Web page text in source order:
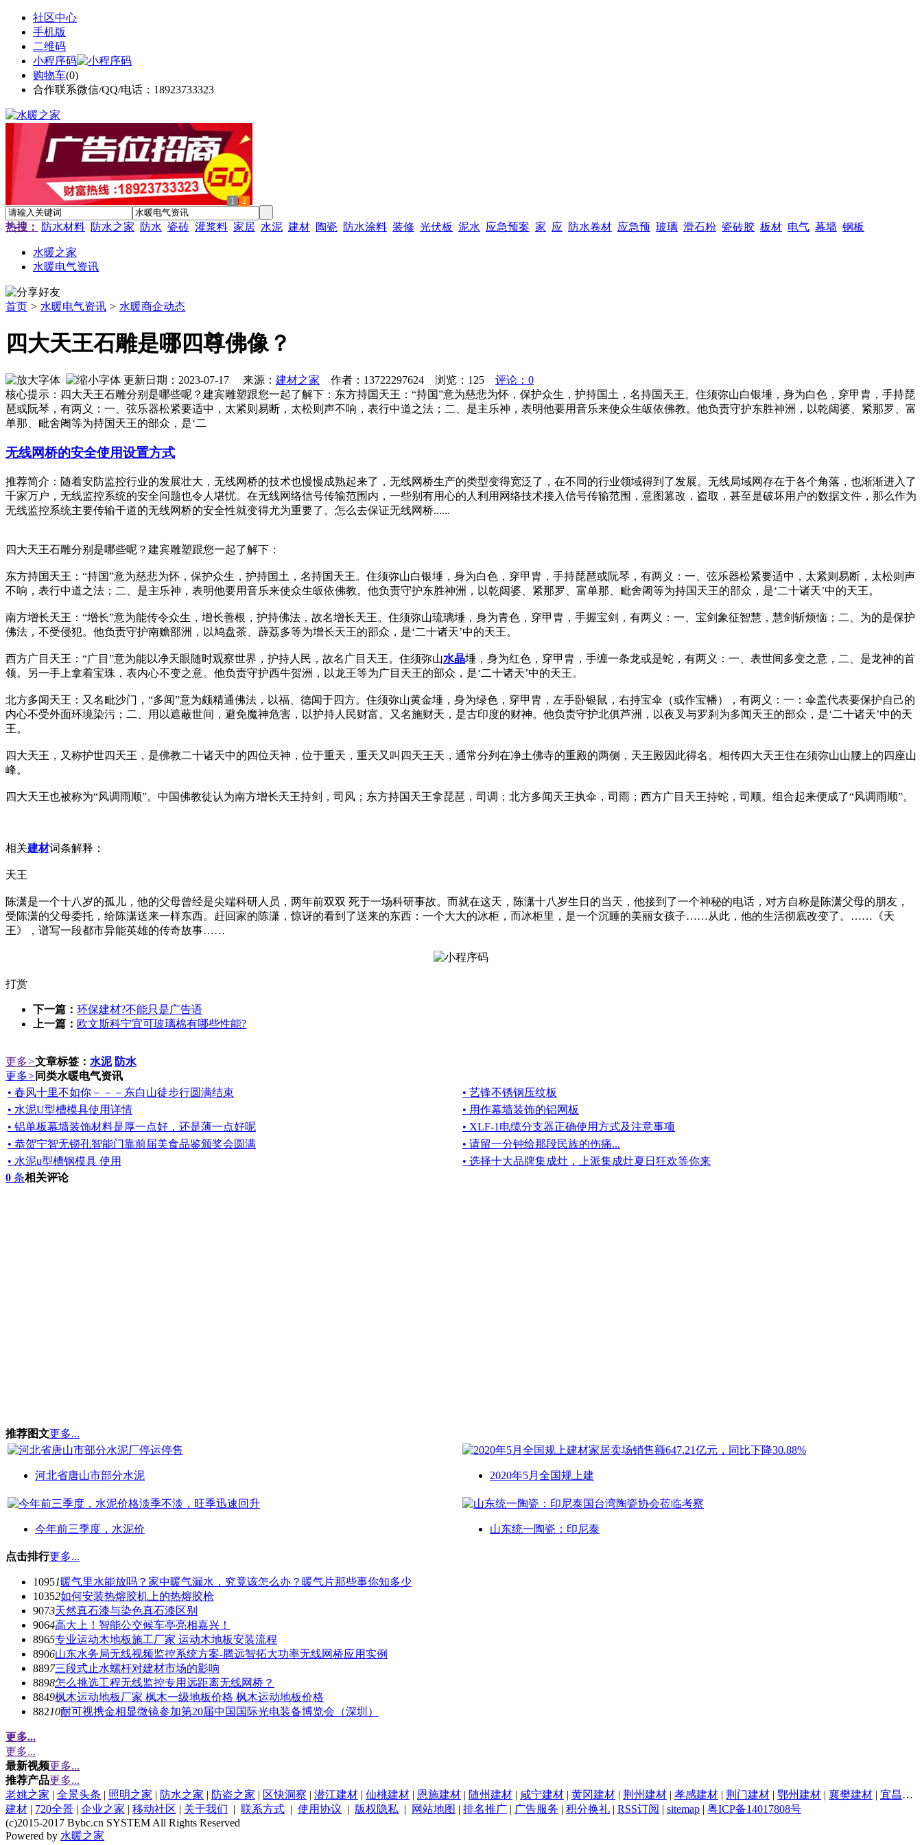
社区中心
手机版
二维码
小程序码
购物车(0)
合作联系微信/QQ/电话：18923733323
1 2
热搜： 防水材料 防水之家 防水 瓷砖 灌浆料 家居 水泥 建材 陶瓷 防水涂料 装修 光伏板 泥水 应急预案 家 应 防水卷材 应急预 玻璃 滑石粉 瓷砖胶 板材 电气 幕墙 钢板
水暖之家
水暖电气资讯
首页 > 水暖电气资讯 > 水暖商企动态
四大天王石雕是哪四尊佛像？
更新日期：2023-07-17 来源： 建材之家 作者：13722297624 浏览： 125
评论：0
核心提示：四大天王石雕分别是哪些呢？建宾雕塑跟您一起了解下：东方持国天王：“持国”意为慈悲为怀，保护众生，护持国土，名持国天王。住须弥山白银埵，身为白色，穿甲胄，手持琵
琶或阮琴，有两义：一、弦乐器松紧要适中，太紧则易断，太松则声不响，表行中道之法；二、是主乐神，表明他要用音乐来使众生皈依佛教。他负责守护东胜神洲，以乾闼婆、紧那罗、富
单那、毗舍阇等为持国天王的部众，是‘二
无线网桥的安全使用设置方式
推荐简介：随着安防监控行业的发展壮大，无线网桥的技术也慢慢成熟起来了，无线网桥生产的类型变得宽泛了，在不同的行业领域得到了发展。无线局域网存在于各个角落，也渐渐进入了
千家万户，无线监控系统的安全问题也令人堪忧。在无线网络信号传输范围内，一些别有用心的人利用网络技术接入信号传输范围，意图篡改，盗取，甚至是破坏用户的数据文件，那么作为
无线监控系统主要传输干道的无线网桥的安全性就变得尤为重要了。怎么去保证无线网桥......
四大天王石雕分别是哪些呢？建宾雕塑跟您一起了解下：
东方持国天王：“持国”意为慈悲为怀，保护众生，护持国土，名持国天王。住须弥山白银埵，身为白色，穿甲胄，手持琵琶或阮琴，有两义：一、弦乐器松紧要适中，太紧则易断，太松则声
不响，表行中道之法；二、是主乐神，表明他要用音乐来使众生皈依佛教。他负责守护东胜神洲，以乾闼婆、紧那罗、富单那、毗舍阇等为持国天王的部众，是‘二十诸天’中的天王。
南方增长天王：“增长”意为能传令众生，增长善根，护持佛法，故名增长天王。住须弥山琉璃埵，身为青色，穿甲胄，手握宝剑，有两义：一、宝剑象征智慧，慧剑斩烦恼；二、为的是保护
佛法，不受侵犯。他负责守护南赡部洲，以鸠盘茶、薜荔多等为增长天王的部众，是‘二十诸天’中的天王。
西方广目天王：“广目”意为能以净天眼随时观察世界，护持人民，故名广目天王。住须弥山水晶埵，身为红色，穿甲胄，手缠一条龙或是蛇，有两义：一、表世间多变之意，二、是龙神的首
领。另一手上拿着宝珠，表内心不变之意。他负责守护西牛贺洲，以龙王等为广目天王的部众，是‘二十诸天’中的天王。
北方多闻天王：又名毗沙门，“多闻”意为颇精通佛法，以福、德闻于四方。住须弥山黄金埵，身为绿色，穿甲胄，左手卧银鼠，右持宝伞（或作宝幡），有两义：一：伞盖代表要保护自己的
内心不受外面环境染污；二、用以遮蔽世间，避免魔神危害，以护持人民财富。又名施财天，是古印度的财神。他负责守护北俱芦洲，以夜叉与罗刹为多闻天王的部众，是‘二十诸天’中的天
王。
四大天王，又称护世四天王，是佛教二十诸天中的四位天神，位于重天，重天又叫四天王天，通常分列在净土佛寺的重殿的两侧，天王殿因此得名。相传四大天王住在须弥山山腰上的四座山
峰。
四大天王也被称为“风调雨顺”。中国佛教徒认为南方增长天王持剑，司风；东方持国天王拿琵琶，司调；北方多闻天王执伞，司雨；西方广目天王持蛇，司顺。组合起来便成了“风调雨顺”。
相关建材词条解释：
天王
陈潇是一个十八岁的孤儿，他的父母曾经是尖端科研人员，两年前双双 死于一场科研事故。而就在这天，陈潇十八岁生日的当天，他接到了一个神秘的电话，对方自称是陈潇父母的朋友，
受陈潇的父母委托，给陈潇送来一样东西。赶回家的陈潇，惊讶的看到了送来的东西：一个大大的冰柜，而冰柜里，是一个沉睡的美丽女孩子……从此，他的生活彻底改变了。……《天
王》，谱写一段都市异能英雄的传奇故事……
打赏
下一篇： 环保建材?不能只是广告语
上一篇： 欧文斯科宁宜可玻璃棉有哪些性能?
更多>文章标签： 水泥 防水
更多> 同类水暖电气资讯
• 春风十里不如你－－－东白山徒步行圆满结束
• 艺锋不锈钢压纹板
• 水泥U型槽模具使用详情
• 用作幕墙装饰的铝网板
• 铝单板幕墙装饰材料是厚一点好，还是薄一点好呢
• XLF-1电缆分支器正确使用方式及注意事项
• 恭贺宁智无锁孔智能门靠前届美食品鉴颁奖会圆满
• 请留一分钟给那段民族的伤痛...
• 水泥u型槽钢模具 使用
• 选择十大品牌集成灶，上派集成灶夏日狂欢等你来
0 条相关评论
推荐图文更多...
河北省唐山市部分水泥 2020年5月全国规上建
今年前三季度，水泥价 山东统一陶瓷：印尼泰
点击排行更多...
10951暖气里水能放吗？家中暖气漏水，究竟该怎么办？暖气片那些事你知多少
10352如何安装热熔胶机上的热熔胶枪
9073天然真石漆与染色真石漆区别
9064高大上！智能公交候车亭亮相嘉兴！
8965专业运动木地板施工厂家 运动木地板安装流程
8906山东水务局无线视频监控系统方案-腾远智拓大功率无线网桥应用实例
8897三段式止水螺杆对建材市场的影响
8898怎么挑选工程无线监控专用远距离无线网桥？
8849枫木运动地板厂家 枫木一级地板价格 枫木运动地板价格
88210耐可视携金相显微镜参加第20届中国国际光电装备博览会（深圳）
更多...
更多...
最新视频更多...
推荐产品更多...
老姚之家 | 全景头条 | 照明之家 | 防水之家 | 防盗之家 | 区快洞察 | 潜江建材 | 仙桃建材 | 恩施建材 | 随州建材 | 咸宁建材 | 黄冈建材 | 荆州建材 | 孝感建材 | 荆门建材 | 鄂州建材 | 襄樊建材 | 宜昌建材
建材 | 720全景 | 企业之家 | 移动社区 | 关于我们 | 联系方式 | 使用协议 | 版权隐私 | 网站地图 | 排名推广 | 广告服务 | 积分换礼 | RSS订阅 | sitemap | 粤ICP备14017808号
(c)2015-2017 Bybc.cn SYSTEM All Rights Reserved
Powered by 水暖之家